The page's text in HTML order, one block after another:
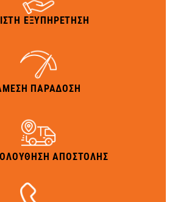
ΕΞΥΠΗΡΕΤΗΣΗ
ΠΑΡΑΔΟΣΗ
ΑΠΟΣΤΟΛΗΣ